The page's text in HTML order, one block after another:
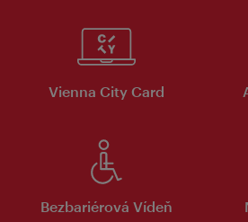
Vienna City Card
Bezbariérová Vídeň